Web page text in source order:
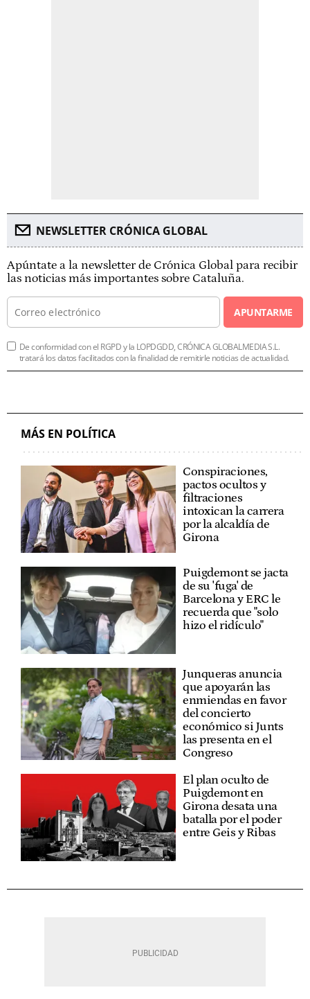
NEWSLETTER CRÓNICA GLOBAL
Apúntate a la newsletter de Crónica Global para recibir
las noticias más importantes sobre Cataluña.
APUNTARME
De conformidad con el RGPD y la LOPDGDD, CRÓNICA GLOBALMEDIA S.L.
tratará los datos facilitados con la finalidad de remitirle noticias de actualidad.
MÁS EN POLÍTICA
Conspiraciones,
pactos ocultos y
filtraciones
intoxican la carrera
por la alcaldía de
Girona
Puigdemont se jacta
de su 'fuga' de
Barcelona y ERC le
recuerda que "solo
hizo el ridículo"
Junqueras anuncia
que apoyarán las
enmiendas en favor
del concierto
económico si Junts
las presenta en el
Congreso
El plan oculto de
Puigdemont en
Girona desata una
batalla por el poder
entre Geis y Ribas